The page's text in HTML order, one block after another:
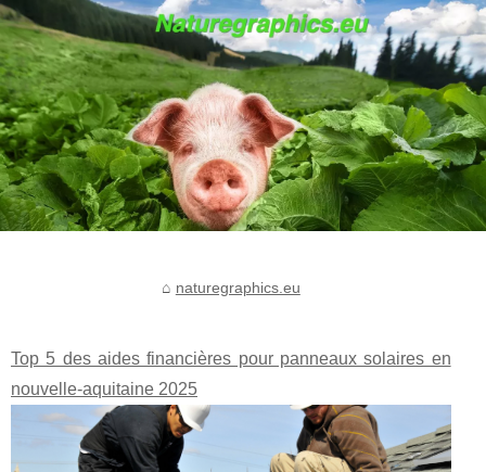
naturegraphics.eu
Top 5 des aides financières pour panneaux solaires en
nouvelle-aquitaine 2025